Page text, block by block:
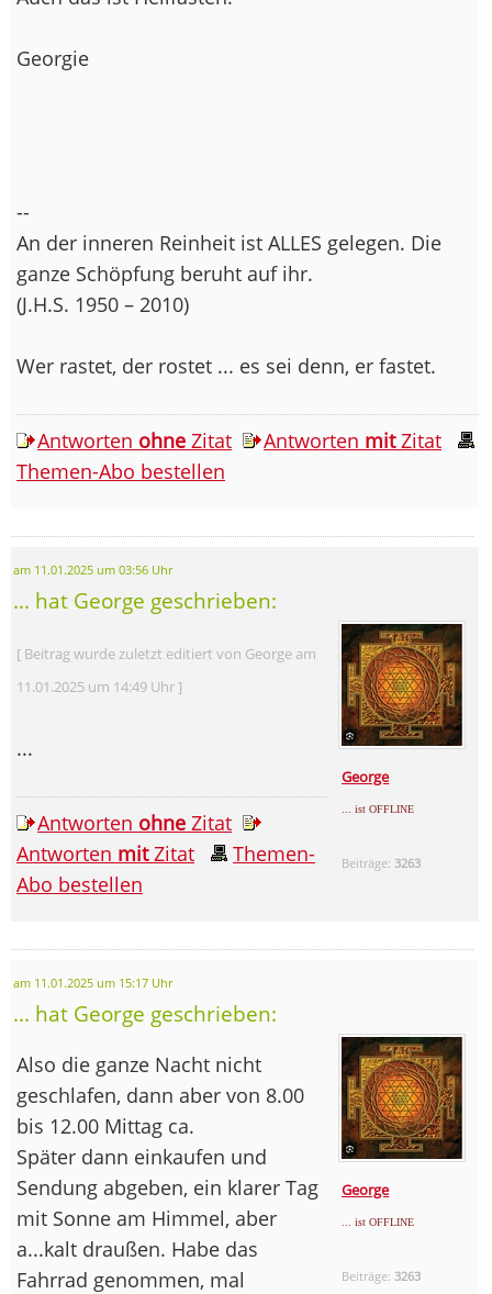
Georgie
--
An der inneren Reinheit ist ALLES gelegen. Die
ganze Schöpfung beruht auf ihr.
(J.H.S. 1950 – 2010)
Wer rastet, der rostet ... es sei denn, er fastet.
Antworten ohne Zitat Antworten mitZitat
Themen-Abo bestellen
am 11.01.2025 um 03:56 Uhr
... hat George geschrieben:
George
... ist OFFLINE
Beiträge: 3263
[ Beitrag wurde zuletzt editiert von George am
11.01.2025 um 14:49 Uhr ]
...
Antworten ohne Zitat
Antworten mitZitat
Themen-
Abo bestellen
am 11.01.2025 um 15:17 Uhr
... hat George geschrieben:
George
... ist OFFLINE
Beiträge:3263
Also die ganze Nacht nicht
geschlafen, dann aber von 8.00
bis 12.00 Mittag ca.
Später dann einkaufen und
Sendung abgeben, ein klarer Tag
mit Sonne am Himmel, aber
a...kalt draußen. Habe das
Fahrrad genommen, mal